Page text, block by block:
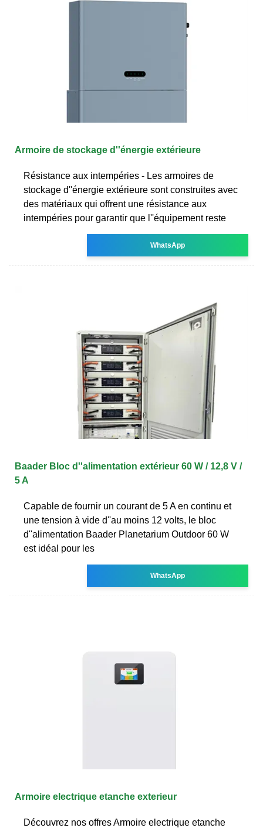
Armoire de stockage d''énergie extérieure
Résistance aux intempéries - Les armoires de
stockage d''énergie extérieure sont construites avec
des matériaux qui offrent une résistance aux
intempéries pour garantir que l''équipement reste
WhatsApp
Baader Bloc d''alimentation extérieur 60 W / 12,8 V /
5 A
Capable de fournir un courant de 5 A en continu et
une tension à vide d''au moins 12 volts, le bloc
d''alimentation Baader Planetarium Outdoor 60 W
est idéal pour les
WhatsApp
Armoire electrique etanche exterieur
Découvrez nos offres Armoire electrique etanche